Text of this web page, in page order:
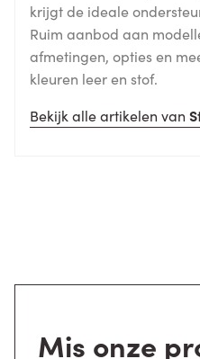
krijgt de ideale
Ruim aanbod aan
afmetingen, opties en
kleuren leer en stof.
Bekijk alle artikelen van
Mis onze